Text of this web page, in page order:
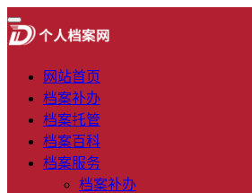
网站首页
档案补办
档案托管
档案百科
档案服务
档案补办